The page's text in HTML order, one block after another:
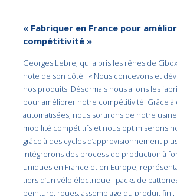
« Fabriquer en France pour
compétitivité »
Georges Lebre, qui a pris les rênes de
note de son côté : « Nous concevons et
nos produits. Désormais nous allons les
pour améliorer notre compétitivité. Grâce à
automatisées, nous sortirons de notre
mobilité compétitifs et nous optimiserons
grâce à des cycles d’approvisionnement
intégrerons des process de production à
uniques en France et en Europe,
tiers d’un vélo électrique : packs de
peinture, roues, assemblage du produit